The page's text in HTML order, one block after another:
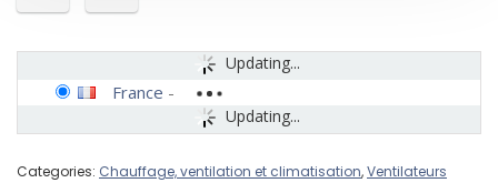
Updating...
Updating...
France -
Categories: Chauffage, ventilation et climatisation,Ventilateurs